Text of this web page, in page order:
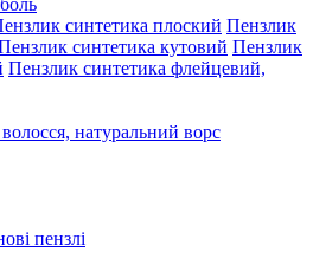
синтетика плоский Пензлик
синтетика кутовий Пензлик
Пензлик синтетика флейцевий,
натуральний ворс
пензлі